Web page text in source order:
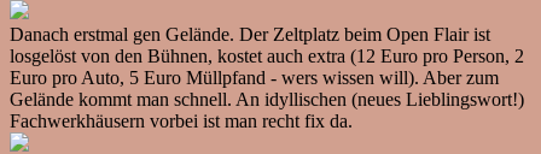
Danach erstmal gen Gelände. Der Zeltplatz beim Open Flair ist
losgelöst von den Bühnen, kostet auch extra (12 Euro pro Person, 2
Euro pro Auto, 5 Euro Müllpfand - wers wissen will). Aber zum
Gelände kommt man schnell. An idyllischen (neues Lieblingswort!)
Fachwerkhäusern vorbei ist man recht fix da.